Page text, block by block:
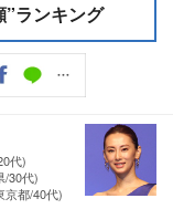
ランキング
代)
/30代)
京都/40代)